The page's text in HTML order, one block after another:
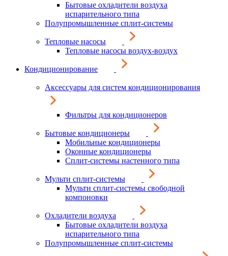
Бытовые охладители воздуха
испарительного типа
Полупромышленные сплит-системы
Тепловые насосы
Тепловые насосы воздух-воздух
Кондиционирование
Аксессуары для систем кондиционирования
Фильтры для кондиционеров
Бытовые кондиционеры
Мобильные кондиционеры
Оконные кондиционеры
Сплит-системы настенного типа
Мульти сплит-системы
Мульти сплит-системы свободной
компоновки
Охладители воздуха
Бытовые охладители воздуха
испарительного типа
Полупромышленные сплит-системы